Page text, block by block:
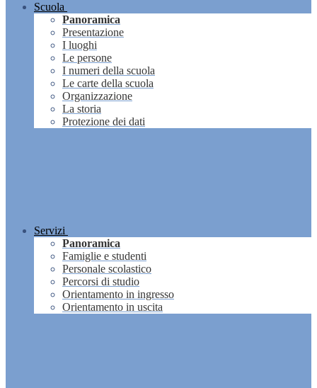
Scuola
Panoramica
Presentazione
I luoghi
Le persone
I numeri della scuola
Le carte della scuola
Organizzazione
La storia
Protezione dei dati
Servizi
Panoramica
Famiglie e studenti
Personale scolastico
Percorsi di studio
Orientamento in ingresso
Orientamento in uscita